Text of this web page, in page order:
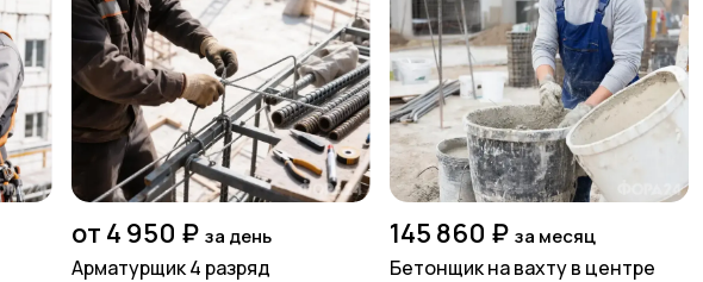
от 4 950 ₽ за день
Арматурщик 4 разряд
145 860 ₽ за месяц
Бетонщик на вахту в центре